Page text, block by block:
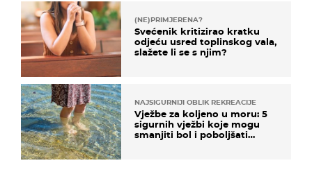
(NE)PRIMJERENA?
Svećenik kritizirao kratku
odjeću usred toplinskog vala,
slažete li se s njim?
NAJSIGURNIJI OBLIK REKREACIJE
Vježbe za koljeno u moru: 5
sigurnih vježbi koje mogu
smanjiti bol i poboljšati